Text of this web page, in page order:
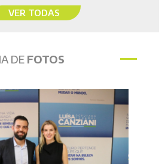
VER TODAS
DE FOTOS